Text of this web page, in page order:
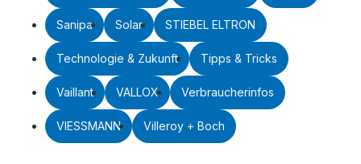
Sanipa Solar STIEBEL ELTRON
Technologie & Zukunft Tipps & Tricks
Vaillant VALLOX Verbraucherinfos
VIESSMANN Villeroy + Boch